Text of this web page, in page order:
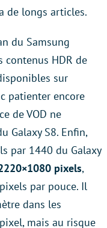
de longs articles.
du Samsung
contenus HDR de
sur
patienter encore
de VOD ne
Galaxy S8. Enfin,
par 1440 du Galaxy
pixels,
par pouce. Il
dans les
mais au risque